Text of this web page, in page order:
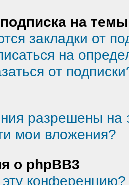
на темы
закладки от
на
от
разрешены на
мои вложения?
о phpBB3
эту конференцию?